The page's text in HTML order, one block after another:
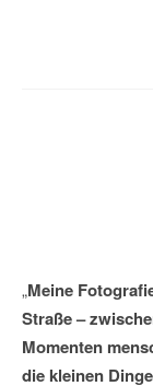
„Meine
Straße –
Momenten
die kleinen